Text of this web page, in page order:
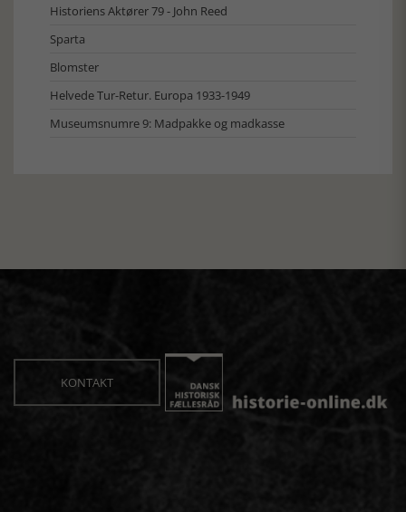
Historiens Aktører 79 - John Reed
Sparta
Blomster
Helvede Tur-Retur. Europa 1933-1949
Museumsnumre 9: Madpakke og madkasse
KONTAKT